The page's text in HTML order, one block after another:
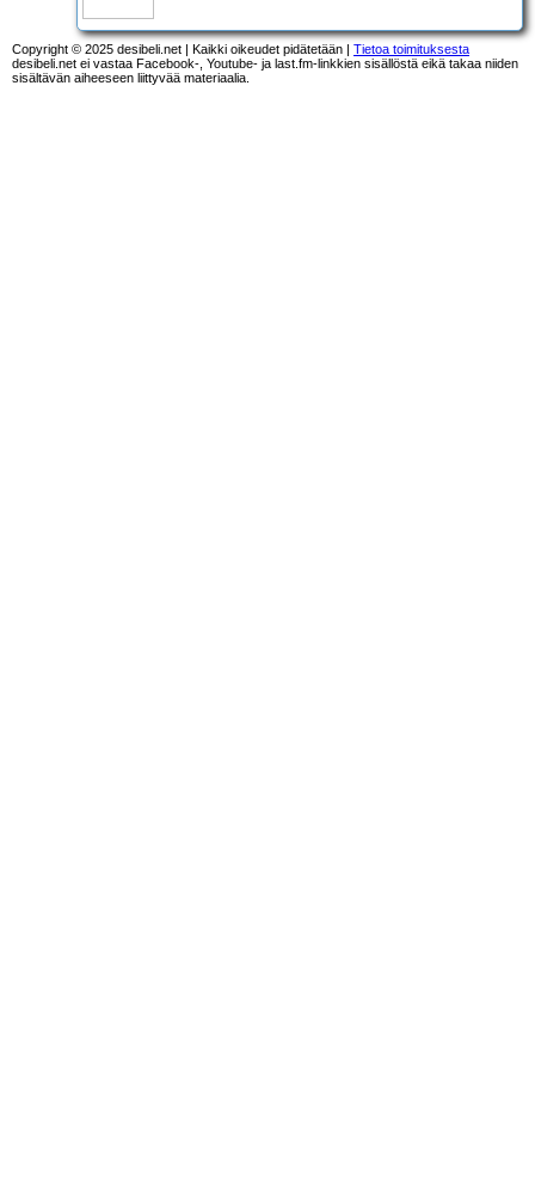
Copyright © 2025 desibeli.net | Kaikki oikeudet pidätetään | Tietoa toimituksesta
desibeli.net ei vastaa Facebook-, Youtube- ja last.fm-linkkien sisällöstä eikä takaa niiden
sisältävän aiheeseen liittyvää materiaalia.